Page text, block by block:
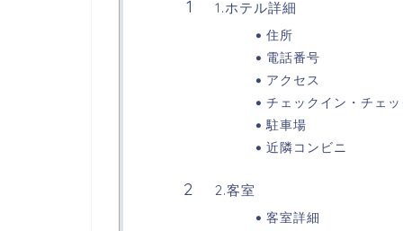
1.ホテル詳細
住所
電話番号
アクセス
チェックイン・チェッ
駐車場
近隣コンビニ
2.客室
客室詳細